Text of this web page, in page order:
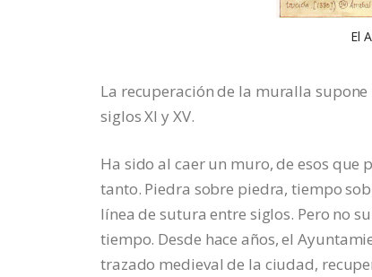
El
La recuperación de la muralla
siglos XI y XV.
Ha sido al caer un muro, de esos que
tanto. Piedra sobre piedra, tiempo
línea de sutura entre siglos. Pero no
tiempo. Desde hace años, el
trazado medieval de la ciudad,